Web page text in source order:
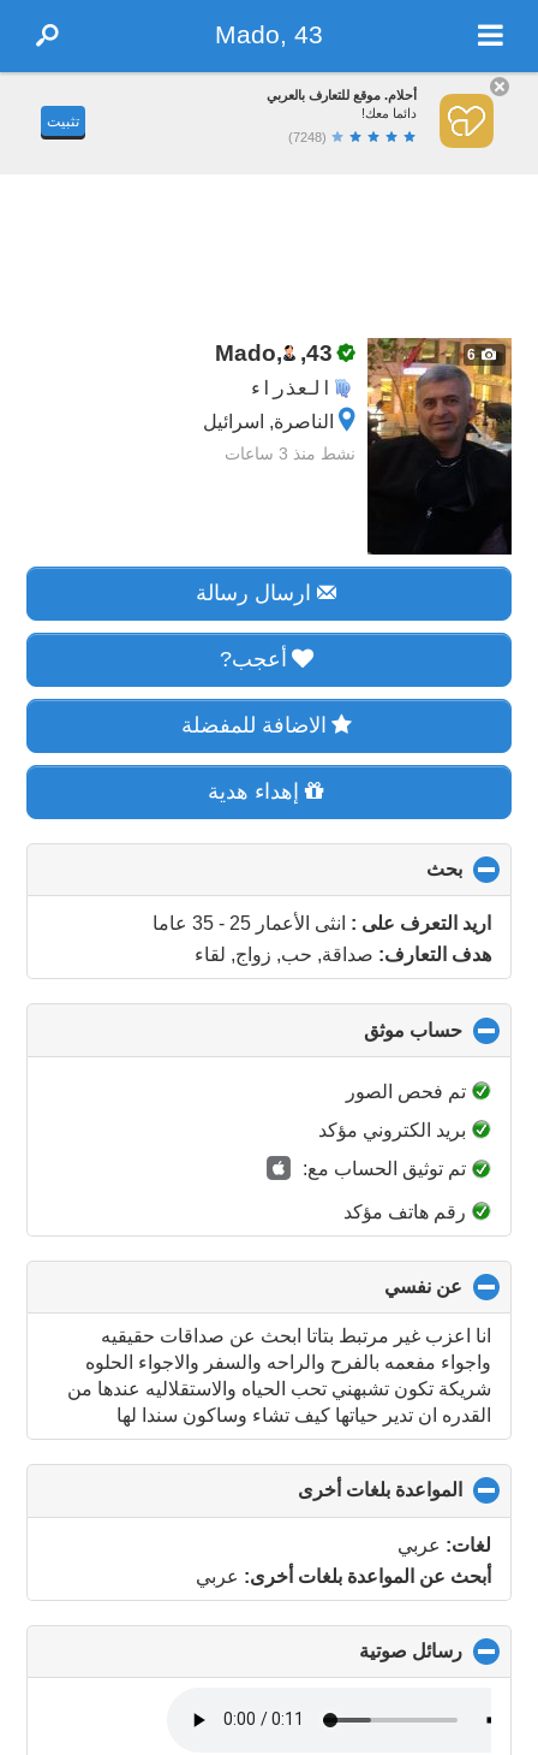
Mado, 43
أحلام. موقع للتعارف بالعربي
دائما معك!
(7248)
تثبيت
6
Mado, ,43
العذراء
الناصرة, اسرائيل
نشط منذ 3 ساعات
ارسال رسالة
أعجب?
الاضافة للمفضلة
إهداء هدية
بحث
to
collapse
contents
اريد التعرف على : انثى الأعمار 25 - 35 عاما
هدف التعارف: صداقة, حب, زواج, لقاء
حساب موثق
to
contents
تم فحص الصور
بريد الكتروني مؤكد
تم توثيق الحساب مع:
رقم هاتف مؤكد
عن نفسي
to
collapse
contents
انا اعزب غير مرتبط بتاتا ابحث عن صداقات حقيقيه
واجواء مفعمه بالفرح والراحه والسفر والاجواء الحلوه
شريكة تكون تشبهني تحب الحياه والاستقلاليه عندها من
القدره ان تدير حياتها كيف تشاء وساكون سندا لها
المواعدة بلغات أخرى
to
contents
لغات: عربي
أبحث عن المواعدة بلغات أخرى: عربي
رسائل صوتية
to
contents